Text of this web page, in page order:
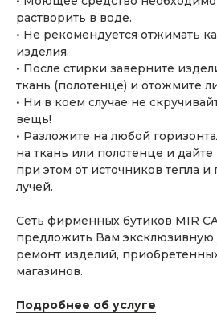
растворить в воде.
• Не рекомендуется отжимать
изделия.
• После стирки заверните
ткань (полотенце) и отожмите
• Ни в коем случае не
вещь!
• Разложите на любой
на ткань или полотенце и дайте
при этом от источников тепла
лучей.
Сеть фирменных бутиков MIR
предложить Вам эксклюзивную
ремонт изделий,
магазинов.
Подробнее об услуге
ПОДАРОЧНАЯ КАРТА
сделанного с любовью, теплом
и рассчитанного на долгие годы?